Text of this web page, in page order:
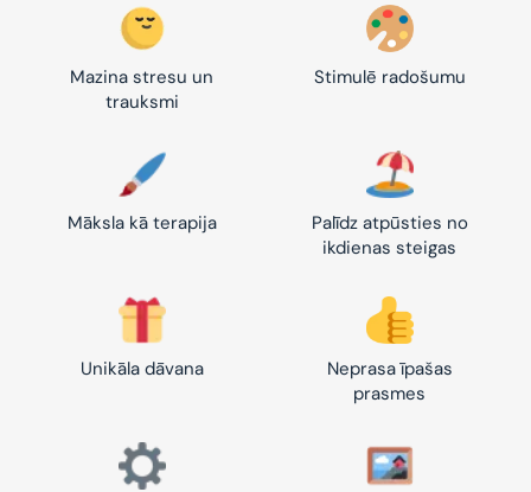
Mazina stresu un
trauksmi
Stimulē radošumu
Māksla kā terapija
Palīdz atpūsties no
ikdienas steigas
Unikāla dāvana
Neprasa īpašas
prasmes